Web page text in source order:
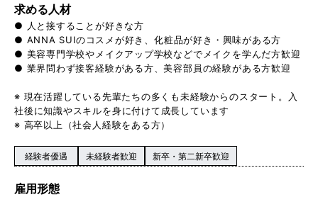
求める人材
● 人と接することが好きな方
● ANNA SUIのコスメが好き、化粧品が好き・興味がある方
● 美容専門学校やメイクアップ学校などでメイクを学んだ方歓迎
● 業界問わず接客経験がある方、美容部員の経験がある方歓迎
※ 現在活躍している先輩たちの多くも未経験からのスタート。入
社後に知識やスキルを身に付けて成長しています
※ 高卒以上（社会人経験をある方）
経験者優遇 未経験者歓迎 新卒・第二新卒歓迎
雇用形態